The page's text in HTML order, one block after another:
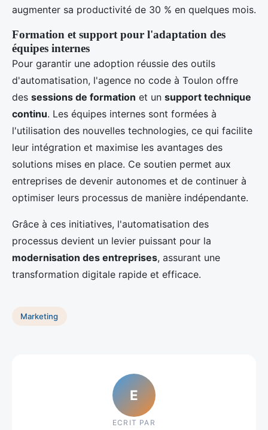
augmenter sa productivité de 30 % en quelques mois.
Formation et support pour l'adaptation des
équipes internes
Pour garantir une adoption réussie des outils
d'automatisation, l'agence no code à Toulon offre
des sessions de formation et un support technique
continu. Les équipes internes sont formées à
l'utilisation des nouvelles technologies, ce qui facilite
leur intégration et maximise les avantages des
solutions mises en place. Ce soutien permet aux
entreprises de devenir autonomes et de continuer à
optimiser leurs processus de manière indépendante.
Grâce à ces initiatives, l'automatisation des
processus devient un levier puissant pour la
modernisation des entreprises, assurant une
transformation digitale rapide et efficace.
Marketing
E
ECRIT PAR